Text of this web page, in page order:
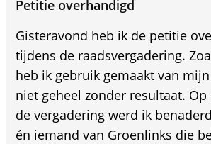
Petitie overhandigd
Gisteravond heb ik de petitie
tijdens de raadsvergadering.
heb ik gebruik gemaakt van
niet geheel zonder resultaat.
de vergadering werd ik
én iemand van Groenlinks die